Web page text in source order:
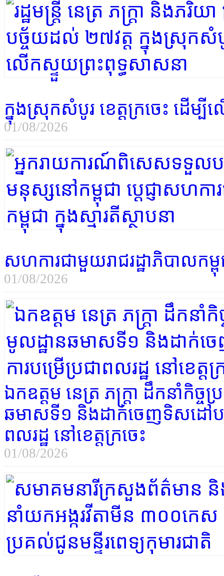
ក្នុងស្រុកសំបូរ ខេត្តក្រចេះ ដើម្
01/08/2026
សហការជាមួយរាជរដ្ឋាភិបាលកម្ពុ
01/08/2026
ឯកឧត្ដម​ នេត្រ ភក្ត្រា ដឹកនាំកិច្
ឆមាសទី១ និងដាក់ចេញទិសដៅបន្ត
ពលរដ្ឋ នៅខេត្តក្រចេះ
01/08/2026